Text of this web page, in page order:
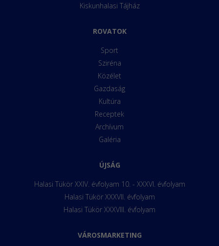
Kiskunhalasi Tájház
ROVATOK
Sport
Sziréna
Közélet
Gazdaság
Kultúra
Receptek
Archívum
Galéria
ÚJSÁG
Halasi Tükör XXIV. évfolyam 10. - XXXVI. évfolyam
Halasi Tükör XXXVII. évfolyam
Halasi Tükör XXXVIII. évfolyam
VÁROSMARKETING